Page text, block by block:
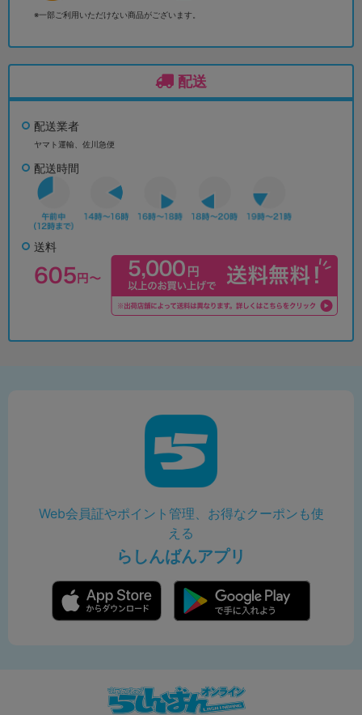
※一部ご利用いただけない商品がございます。
配送
配送業者
ヤマト運輸、佐川急便
配送時間
送料
Web会員証やポイント管理、お得なクーポンも使
える
らしんばんアプリ